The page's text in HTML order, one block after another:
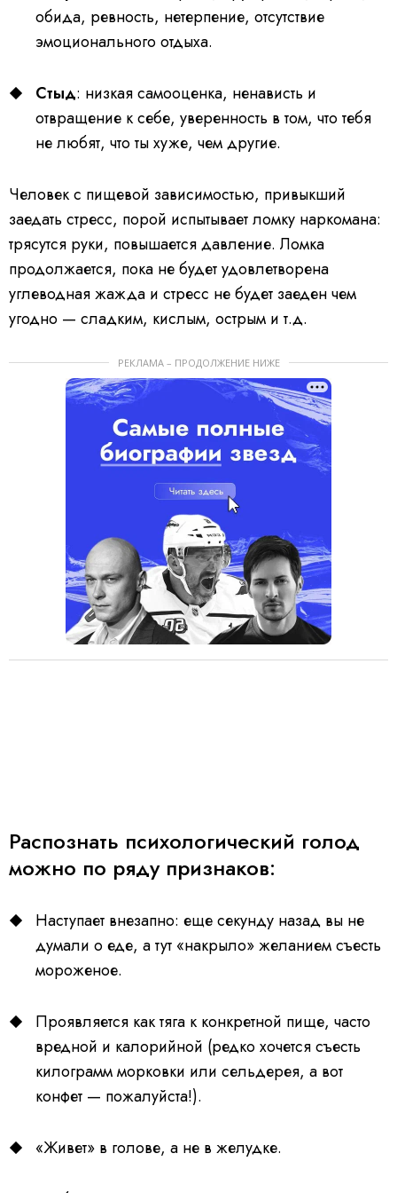
обида, ревность, нетерпение, отсутствие
эмоционального отдыха.
Стыд: низкая самооценка, ненависть и
отвращение к себе, уверенность в том, что тебя
не любят, что ты хуже, чем другие.
Человек с пищевой зависимостью, привыкший
заедать стресс, порой испытывает ломку наркомана:
трясутся руки, повышается давление. Ломка
продолжается, пока не будет удовлетворена
углеводная жажда и стресс не будет заеден чем
угодно — сладким, кислым, острым и т.д.
РЕКЛАМА – ПРОДОЛЖЕНИЕ НИЖЕ
Распознать психологический голод
можно по ряду признаков:
Наступает внезапно: еще секунду назад вы не
думали о еде, а тут «накрыло» желанием съесть
мороженое.
Проявляется как тяга к конкретной пище, часто
вредной и калорийной (редко хочется съесть
килограмм морковки или сельдерея, а вот
конфет — пожалуйста!).
«Живет» в голове, а не в желудке.